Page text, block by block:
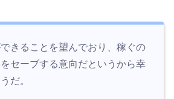
きることを望んでおり、稼ぐの
セーブする意向だというから幸
だ。